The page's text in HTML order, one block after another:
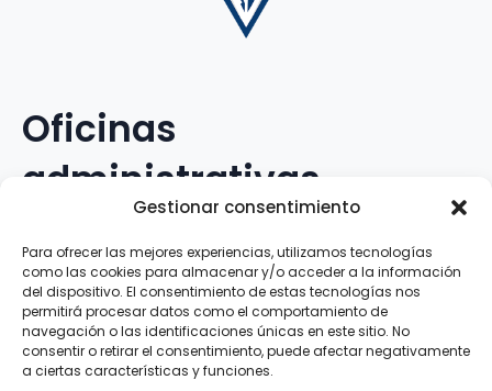
Gestionar consentimiento
Para ofrecer las mejores experiencias, utilizamos tecnologías
como las cookies para almacenar y/o acceder a la información
del dispositivo. El consentimiento de estas tecnologías nos
permitirá procesar datos como el comportamiento de
navegación o las identificaciones únicas en este sitio. No
consentir o retirar el consentimiento, puede afectar negativamente
a ciertas características y funciones.
Oficinas
administrativas
Avenida Galileo Galilei, 12
15.008 · A Coruña · España
Teléfono:881.069.303
WhatsApp:616.897.466